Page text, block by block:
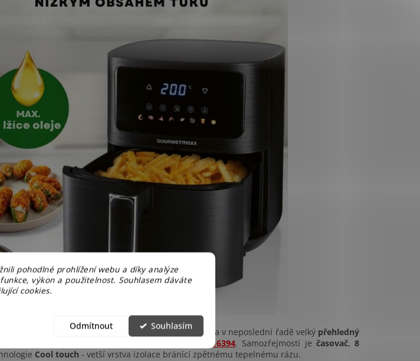
pohodlné prohlížení webu a díky analýze
výkon a použitelnost. Souhlasem dáváte
cookies.
Odmítnout Souhlasím
60 - 200 °C,malé , tedy skladnérozměry a v neposlední řadě velký přehledný
německá fritéza GourmetMaxx 16394. Samozřejmostí je časovač,8
Cool touch - vetší vrstva izolace bránící zpětnému tepelnému rázu.